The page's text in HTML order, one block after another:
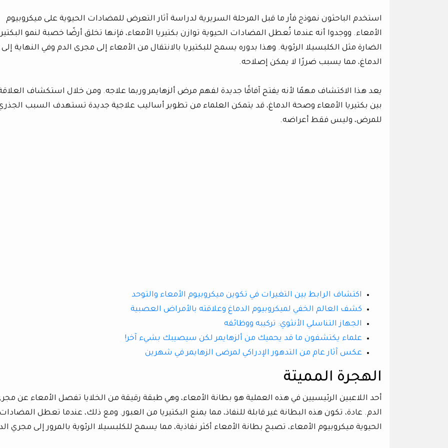
استخدم الباحثون نموذج فأر ما قبل المرحلة السريرية لدراسة آثار التعرض للمضادات الحيوية على ميكروبيوم
الأمعاء. ووجدوا أنه عندما تُعطل المضادات الحيوية توازن بكتيريا الأمعاء، فإنها تخلق أرضًا خصبة لنمو
الضارة مثل الكلبسيلا الرئوية. وهذا بدوره يسمح للبكتيريا بالانتقال من الأمعاء إلى مجرى الدم وفي النهاية إلى
الدماغ، مما يسبب ضررًا لا يمكن إصلاحه.
يعد هذا الاكتشاف مهمًا لأنه يفتح آفاقًا جديدة لفهم مرض ألزهايمر وربما علاجه. ومن خلال استكشاف
بين بكتيريا الأمعاء وصحة الدماغ، قد يتمكن العلماء من تطوير أساليب علاجية جديدة تستهدف السبب
للمرض، وليس فقط أعراضه.
اكتشاف الرابط بين التغيرات في تكوين ميكروبيوم الأمعاء والتوحد
كشف العالم الخفي لميكروبيوم الدماغ وعلاقته بالأمراض العصبية
الجهاز التناسلي الأنثوي: تركيبه ووظائفه
علماء يكتشفون ما قد يحميك من ألزهايمر لكن سيصيبك بشيء آخر!
عكس آثار عام من التدهور الإدراكي لمرضى الزهايمر في شهرين
الهجرة المميتة
أحد اللاعبين الرئيسيين في هذه العملية هو بطانة الأمعاء، وهي طبقة رقيقة من الخلايا تفصل الأمعاء عن
الدم. عادة، تكون هذه البطانة غير قابلة للنفاذ، مما يمنع البكتيريا من العبور. ومع ذلك، عندما تعطل
الحيوية ميكروبيوم الأمعاء، تصبح بطانة الأمعاء أكثر نفاذية، مما يسمح للكلبسيلا الرئوية بالمرور إلى مجري